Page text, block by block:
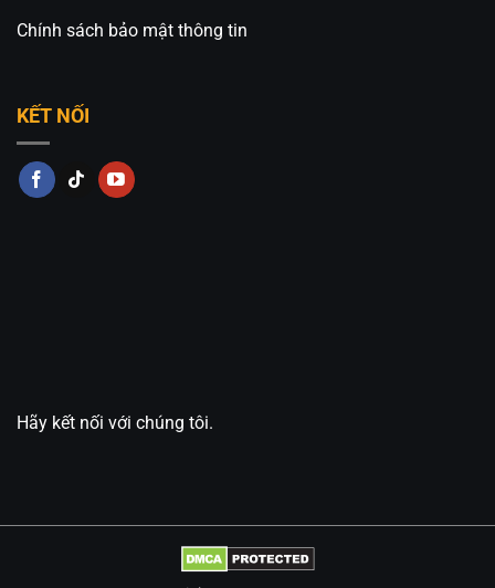
Chính sách bảo mật thông tin
KẾT NỐI
Hãy kết nối với chúng tôi.